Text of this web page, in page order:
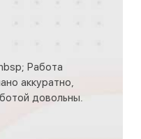
Работа
аккуратно,
довольны.